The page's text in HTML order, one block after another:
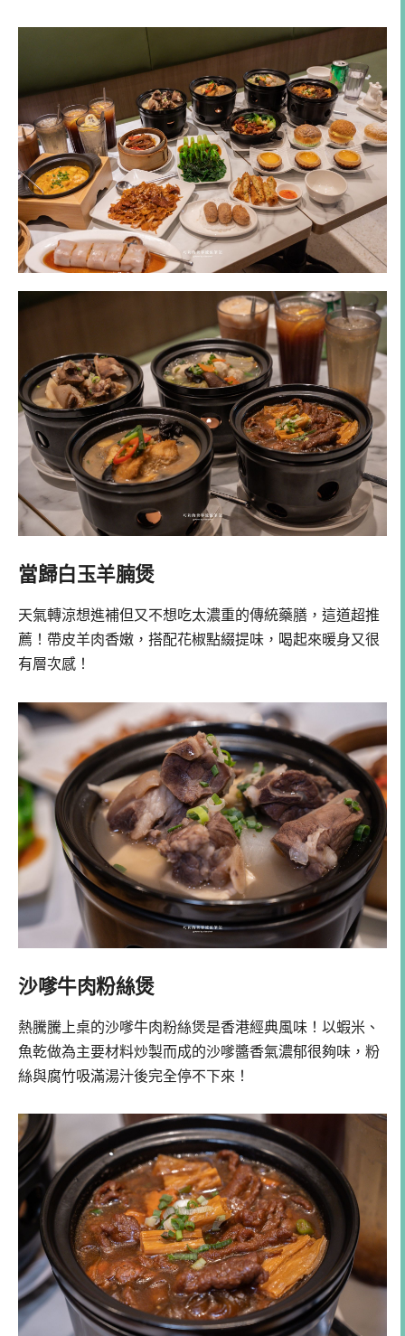
當歸白玉羊腩煲
天氣轉涼想進補但又不想吃太濃重的傳統藥膳，這道超推
薦！帶皮羊肉香嫩，搭配花椒點綴提味，喝起來暖身又很
有層次感！
沙嗲牛肉粉絲煲
熱騰騰上桌的沙嗲牛肉粉絲煲是香港經典風味！以蝦米、
魚乾做為主要材料炒製而成的沙嗲醬香氣濃郁很夠味，粉
絲與腐竹吸滿湯汁後完全停不下來！